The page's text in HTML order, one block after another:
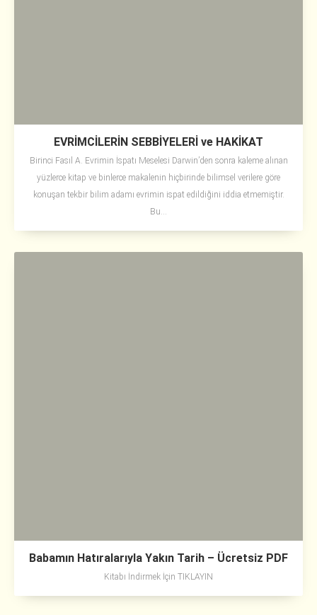
EVRİMCİLERİN SEBBİYELERİ ve HAKİKAT
Birinci Fasıl A. Evrimin İspatı Meselesi Darwin’den sonra kaleme alınan
yüzlerce kitap ve binlerce makalenin hiçbirinde bilimsel verilere göre
konuşan tekbir bilim adamı evrimin ispat edildiğini iddia etmemiştir.
Bu...
Babamın Hatıralarıyla Yakın Tarih – Ücretsiz PDF
Kitabı İndirmek İçin TIKLAYIN